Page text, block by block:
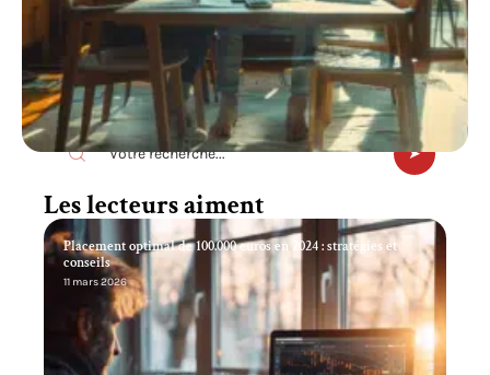
Recherche
Les lecteurs aiment
Placement optimal de 100.000 euros en 2024 : stratégies et
conseils
11 mars 2026